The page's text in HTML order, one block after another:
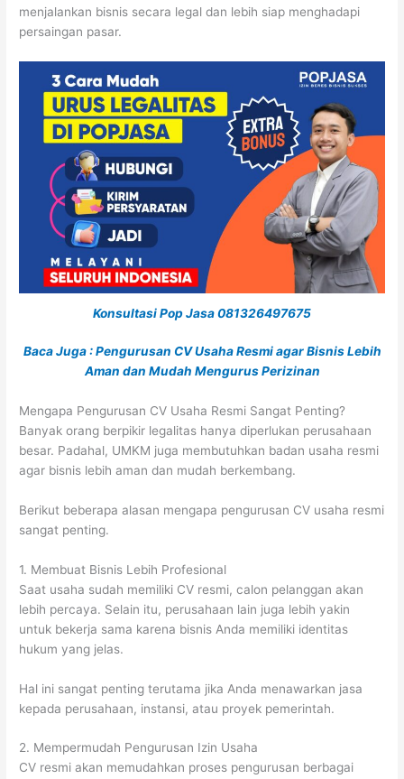
menjalankan bisnis secara legal dan lebih siap menghadapi
persaingan pasar.
Konsultasi Pop Jasa 081326497675
Baca Juga : Pengurusan CV Usaha Resmi agar Bisnis Lebih
Aman dan Mudah Mengurus Perizinan
Mengapa Pengurusan CV Usaha Resmi Sangat Penting?
Banyak orang berpikir legalitas hanya diperlukan perusahaan
besar. Padahal, UMKM juga membutuhkan badan usaha resmi
agar bisnis lebih aman dan mudah berkembang.
Berikut beberapa alasan mengapa pengurusan CV usaha resmi
sangat penting.
1. Membuat Bisnis Lebih Profesional
Saat usaha sudah memiliki CV resmi, calon pelanggan akan
lebih percaya. Selain itu, perusahaan lain juga lebih yakin
untuk bekerja sama karena bisnis Anda memiliki identitas
hukum yang jelas.
Hal ini sangat penting terutama jika Anda menawarkan jasa
kepada perusahaan, instansi, atau proyek pemerintah.
2. Mempermudah Pengurusan Izin Usaha
CV resmi akan memudahkan proses pengurusan berbagai